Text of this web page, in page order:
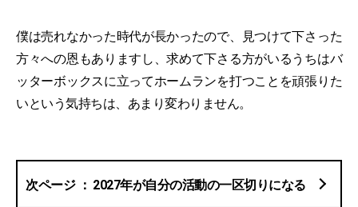
僕は売れなかった時代が長かったので、見つけて下さった
方々への恩もありますし、求めて下さる方がいるうちはバ
ッターボックスに立ってホームランを打つことを頑張りた
いという気持ちは、あまり変わりません。
2027年が自分の活動の一区切りになる